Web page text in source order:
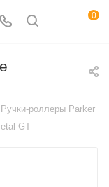
0
Ручки-роллеры Parker
GT